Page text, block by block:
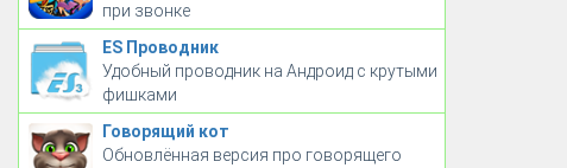
при звонке
ES Проводник
Удобный проводник на Андроид с крутыми
фишками
Говорящий кот
Обновлённая версия про говорящего